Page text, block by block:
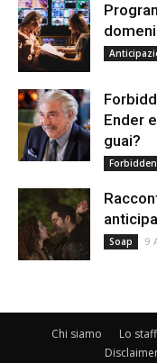
Ender
guai?
Soap 9
Chi siamo Lo staff